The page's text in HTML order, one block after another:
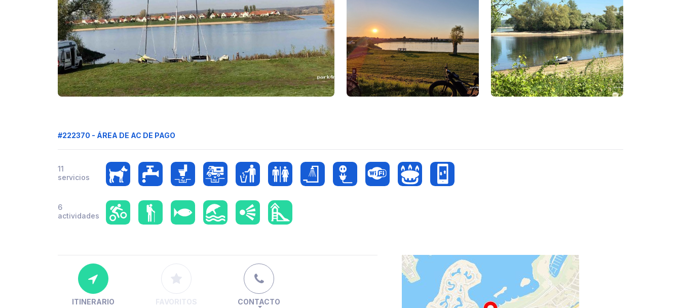
#222370 - ÁREA DE AC DE PAGO
11
servicios
6
actividades
ITINERARIO FAVORITOS CONTACTO